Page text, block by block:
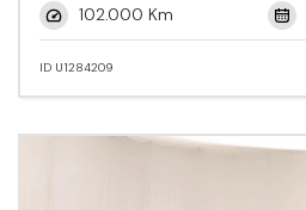
102.000 Km
ID U1284209